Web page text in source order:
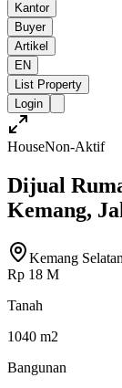
Kantor
Buyer
Artikel
EN
List Property
Login
HouseNon-Aktif
Dijual
Kemang,
Kemang
Rp 18 M
Tanah
1040 m2
Bangunan